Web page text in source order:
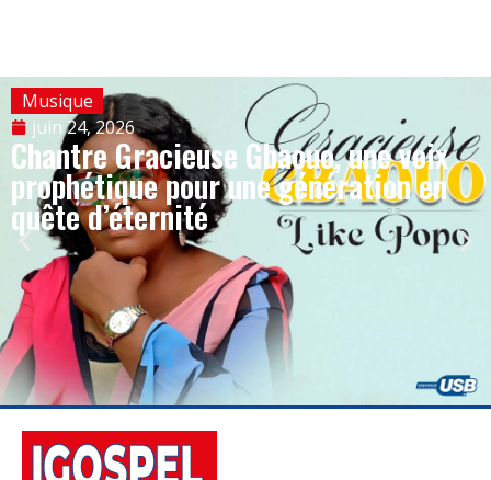
Musique
juin 24, 2026
Chantre Gracieuse Gbaouo, une voix
prophétique pour une génération en
quête d’éternité